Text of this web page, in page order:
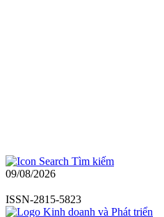
Tìm kiếm
09/08/2026
ISSN-2815-5823